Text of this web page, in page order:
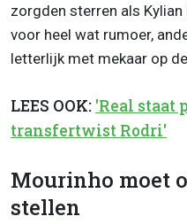
zorgden sterren als
voor heel wat rumoer,
letterlijk met mekaar op
LEES OOK: 'Real staat
transfertwist Rodri'
Mourinho moet
stellen